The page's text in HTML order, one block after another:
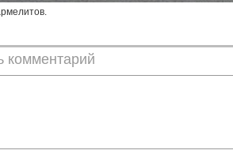
комментарий